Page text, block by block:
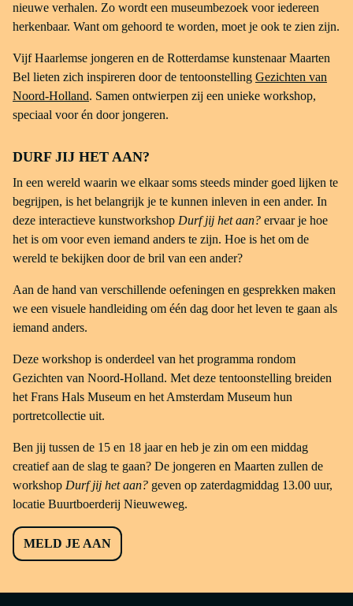
nieuwe verhalen. Zo wordt een museumbezoek voor iedereen
herkenbaar. Want om gehoord te worden, moet je ook te zien zijn.
Vijf Haarlemse jongeren en de Rotterdamse kunstenaar Maarten
Bel lieten zich inspireren door de tentoonstelling Gezichten van
Noord-Holland. Samen ontwierpen zij een unieke workshop,
speciaal voor én door jongeren.
DURF JIJ HET AAN?
In een wereld waarin we elkaar soms steeds minder goed lijken te
begrijpen, is het belangrijk je te kunnen inleven in een ander. In
deze interactieve kunstworkshop Durf jij het aan? ervaar je hoe
het is om voor even iemand anders te zijn. Hoe is het om de
wereld te bekijken door de bril van een ander?
Aan de hand van verschillende oefeningen en gesprekken maken
we een visuele handleiding om één dag door het leven te gaan als
iemand anders.
Deze workshop is onderdeel van het programma rondom
Gezichten van Noord-Holland. Met deze tentoonstelling breiden
het Frans Hals Museum en het Amsterdam Museum hun
portretcollectie uit.
Ben jij tussen de 15 en 18 jaar en heb je zin om een middag
creatief aan de slag te gaan? De jongeren en Maarten zullen de
workshop Durf jij het aan? geven op zaterdagmiddag 13.00 uur,
locatie Buurtboerderij Nieuweweg.
MELD JE AAN